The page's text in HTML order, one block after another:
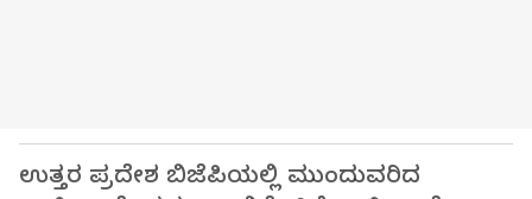
ಉತ್ತರ ಪ್ರದೇಶ ಬಿಜೆಪಿಯಲ್ಲಿ ಮುಂದುವರಿದ